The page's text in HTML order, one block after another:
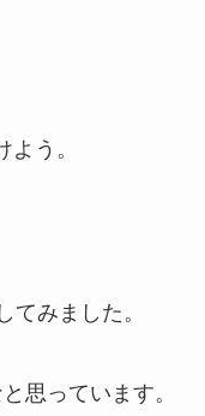
う。
てみました。
思っています。